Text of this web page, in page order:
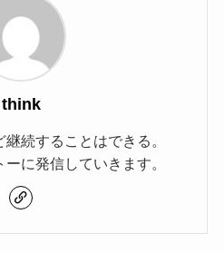
think
続することはできる。
ーに発信していきます。